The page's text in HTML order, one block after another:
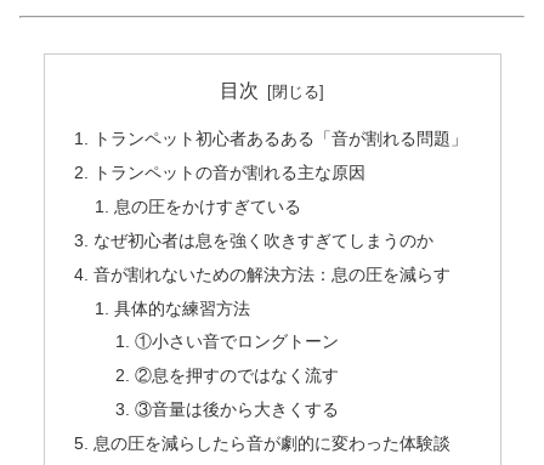
目次
トランペット初心者あるある「音が割れる問題」
トランペットの音が割れる主な原因
息の圧をかけすぎている
なぜ初心者は息を強く吹きすぎてしまうのか
音が割れないための解決方法：息の圧を減らす
具体的な練習方法
①小さい音でロングトーン
②息を押すのではなく流す
③音量は後から大きくする
息の圧を減らしたら音が劇的に変わった体験談